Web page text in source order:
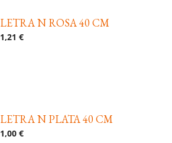
LETRA N ROSA 40 CM
1,21 €
LETRA N PLATA 40 CM
1,00 €